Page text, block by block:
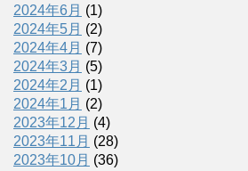
2024年6月 (1)
2024年5月 (2)
2024年4月 (7)
2024年3月 (5)
2024年2月 (1)
2024年1月 (2)
2023年12月 (4)
2023年11月 (28)
2023年10月 (36)